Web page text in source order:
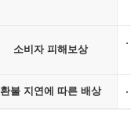
소비자 피해보상
환불 지연에 따른 배상